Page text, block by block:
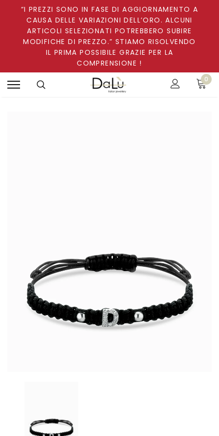
“I PREZZI SONO IN FASE DI AGGIORNAMENTO A
CAUSA DELLE VARIAZIONI DELL’ORO. ALCUNI
ARTICOLI SELEZIONATI POTREBBERO SUBIRE
MODIFICHE DI PREZZO.” STIAMO RISOLVENDO
IL PRIMA POSSIBILE GRAZIE PER LA
COMPRENSIONE !
0